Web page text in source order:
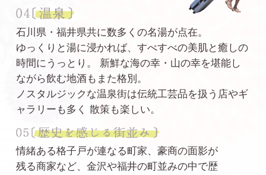
石川県・福井県共に数多くの名湯が点在。
ゆっくりと湯に浸かれば、すべすべの美肌と癒しの
時間にうっとり。
新鮮な海の幸・山の幸を堪能し
ながら飲む地酒もまた格別。
ノスタルジックな温泉街は伝統工芸品を扱う店やギ
ャラリーも多く 散策も楽しい。
情緒ある格子戸が連なる町家、豪商の面影が
残る商家など、金沢や福井の町並みの中で歴